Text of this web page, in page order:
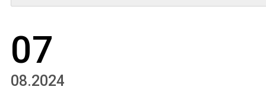
07
08.2024